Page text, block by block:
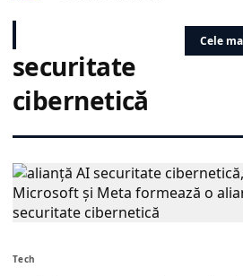
securitate
cibernetică
Cele
Tech